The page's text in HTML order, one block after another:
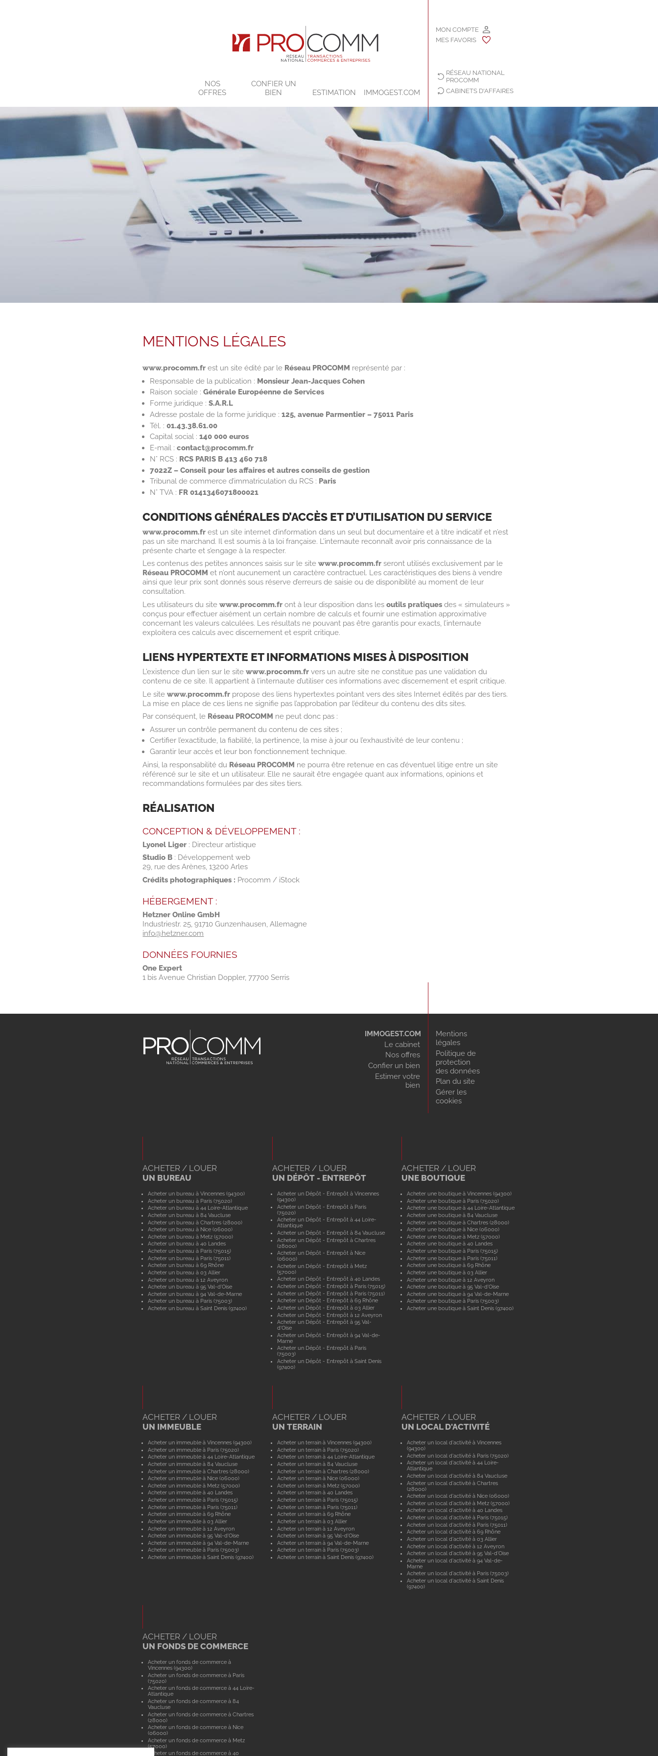
NOS
OFFRES
CONFIER UN
BIEN
ESTIMATION IMMOGEST.COM
MON COMPTE
MES FAVORIS
RÉSEAU NATIONAL
PROCOMM
CABINETS D'AFFAIRES
MENTIONS LÉGALES
www.procomm.frest un site édité par le Réseau PROCOMM représenté par :
Responsable de la publication : Monsieur Jean-Jacques Cohen
Raison sociale :Générale Européenne de Services
Forme juridique :S.A.R.L
Adresse postale de la forme juridique :125, avenue Parmentier – 75011 Paris
Tél. :01.43.38.61.00
Capital social :140 000 euros
E-mail :contact@procomm.fr
N° RCS : RCS PARIS B 413 460 718
7022Z – Conseil pour les affaires et autres conseils de gestion
Tribunal de commerce d’immatriculation du RCS : Paris
N° TVA : FR 0141346071800021
CONDITIONS GÉNÉRALES D’ACCÈS ET D’UTILISATION DU SERVICE
www.procomm.fr est un site internet d’information dans un seul but documentaire et à titre indicatif et n’est
pas un site marchand. Il est soumis à la loi française. L’internaute reconnaît avoir pris connaissance de la
présente charte et s’engage à la respecter.
Les contenus des petites annonces saisis sur le sitewww.procomm.fr seront utilisés exclusivement par le
Réseau PROCOMM et n’ont aucunement un caractère contractuel. Les caractéristiques des biens à vendre
ainsi que leur prix sont donnés sous réserve d’erreurs de saisie ou de disponibilité au moment de leur
consultation.
Les utilisateurs du sitewww.procomm.fr ont à leur disposition dans lesoutils pratiques des « simulateurs »
conçus pour effectuer aisément un certain nombre de calculs et fournir une estimation approximative
concernant les valeurs calculées. Les résultats ne pouvant pas être garantis pour exacts, l’internaute
exploitera ces calculs avec discernement et esprit critique.
LIENS HYPERTEXTE ET INFORMATIONS MISES À DISPOSITION
L’existence d’un lien sur le sitewww.procomm.fr vers un autre site ne constitue pas une validation du
contenu de ce site. Il appartient à l’internaute d’utiliser ces informations avec discernement et esprit critique.
Le sitewww.procomm.fr propose des liens hypertextes pointant vers des sites Internet édités par des tiers.
La mise en place de ces liens ne signifie pas l’approbation par l’éditeur du contenu des dits sites.
Par conséquent, le Réseau PROCOMM ne peut donc pas :
Assurer un contrôle permanent du contenu de ces sites ;
Certifier l’exactitude, la fiabilité, la pertinence, la mise à jour ou l’exhaustivité de leur contenu ;
Garantir leur accès et leur bon fonctionnement technique.
Ainsi, la responsabilité du Réseau PROCOMM ne pourra être retenue en cas d’éventuel litige entre un site
référencé sur le site et un utilisateur. Elle ne saurait être engagée quant aux informations, opinions et
recommandations formulées par des sites tiers.
RÉALISATION
CONCEPTION & DÉVELOPPEMENT :
Lyonel Liger : Directeur artistique
Studio B : Développement web
29, rue des Arènes, 13200 Arles
Crédits photographiques : Procomm / iStock
HÉBERGEMENT :
Hetzner Online GmbH
Industriestr. 25, 91710 Gunzenhausen, Allemagne
info@hetzner.com
DONNÉES FOURNIES
One Expert
1 bis Avenue Christian Doppler, 77700 Serris
IMMOGEST.COM
Le cabinet
Nos offres
Confier un bien
Estimer votre
bien
Mentions
légales
Politique de
protection
des données
Plan du site
Gérer les
cookies
ACHETER / LOUER
UN BUREAU
Acheter un bureau à Vincennes (94300)
Acheter un bureau à Paris (75020)
Acheter un bureau à 44 Loire-Atlantique
Acheter un bureau à 84 Vaucluse
Acheter un bureau à Chartres (28000)
Acheter un bureau à Nice (06000)
Acheter un bureau à Metz (57000)
Acheter un bureau à 40 Landes
Acheter un bureau à Paris (75015)
Acheter un bureau à Paris (75011)
Acheter un bureau à 69 Rhône
Acheter un bureau à 03 Allier
Acheter un bureau à 12 Aveyron
Acheter un bureau à 95 Val-d'Oise
Acheter un bureau à 94 Val-de-Marne
Acheter un bureau à Paris (75003)
Acheter un bureau à Saint Denis (97400)
ACHETER / LOUER
UN DÉPÔT - ENTREPÔT
Acheter un Dépôt - Entrepôt à Vincennes
(94300)
Acheter un Dépôt - Entrepôt à Paris
(75020)
Acheter un Dépôt - Entrepôt à 44 Loire-
Atlantique
Acheter un Dépôt - Entrepôt à 84 Vaucluse
Acheter un Dépôt - Entrepôt à Chartres
(28000)
Acheter un Dépôt - Entrepôt à Nice
(06000)
Acheter un Dépôt - Entrepôt à Metz
(57000)
Acheter un Dépôt - Entrepôt à 40 Landes
Acheter un Dépôt - Entrepôt à Paris (75015)
Acheter un Dépôt - Entrepôt à Paris (75011)
Acheter un Dépôt - Entrepôt à 69 Rhône
Acheter un Dépôt - Entrepôt à 03 Allier
Acheter un Dépôt - Entrepôt à 12 Aveyron
Acheter un Dépôt - Entrepôt à 95 Val-
d'Oise
Acheter un Dépôt - Entrepôt à 94 Val-de-
Marne
Acheter un Dépôt - Entrepôt à Paris
(75003)
Acheter un Dépôt - Entrepôt à Saint Denis
(97400)
ACHETER / LOUER
UNE BOUTIQUE
Acheter une boutique à Vincennes (94300)
Acheter une boutique à Paris (75020)
Acheter une boutique à 44 Loire-Atlantique
Acheter une boutique à 84 Vaucluse
Acheter une boutique à Chartres (28000)
Acheter une boutique à Nice (06000)
Acheter une boutique à Metz (57000)
Acheter une boutique à 40 Landes
Acheter une boutique à Paris (75015)
Acheter une boutique à Paris (75011)
Acheter une boutique à 69 Rhône
Acheter une boutique à 03 Allier
Acheter une boutique à 12 Aveyron
Acheter une boutique à 95 Val-d'Oise
Acheter une boutique à 94 Val-de-Marne
Acheter une boutique à Paris (75003)
Acheter une boutique à Saint Denis (97400)
ACHETER / LOUER
UN IMMEUBLE
Acheter un immeuble à Vincennes (94300)
Acheter un immeuble à Paris (75020)
Acheter un immeuble à 44 Loire-Atlantique
Acheter un immeuble à 84 Vaucluse
Acheter un immeuble à Chartres (28000)
Acheter un immeuble à Nice (06000)
Acheter un immeuble à Metz (57000)
Acheter un immeuble à 40 Landes
Acheter un immeuble à Paris (75015)
Acheter un immeuble à Paris (75011)
Acheter un immeuble à 69 Rhône
Acheter un immeuble à 03 Allier
Acheter un immeuble à 12 Aveyron
Acheter un immeuble à 95 Val-d'Oise
Acheter un immeuble à 94 Val-de-Marne
Acheter un immeuble à Paris (75003)
Acheter un immeuble à Saint Denis (97400)
ACHETER / LOUER
UN TERRAIN
Acheter un terrain à Vincennes (94300)
Acheter un terrain à Paris (75020)
Acheter un terrain à 44 Loire-Atlantique
Acheter un terrain à 84 Vaucluse
Acheter un terrain à Chartres (28000)
Acheter un terrain à Nice (06000)
Acheter un terrain à Metz (57000)
Acheter un terrain à 40 Landes
Acheter un terrain à Paris (75015)
Acheter un terrain à Paris (75011)
Acheter un terrain à 69 Rhône
Acheter un terrain à 03 Allier
Acheter un terrain à 12 Aveyron
Acheter un terrain à 95 Val-d'Oise
Acheter un terrain à 94 Val-de-Marne
Acheter un terrain à Paris (75003)
Acheter un terrain à Saint Denis (97400)
ACHETER / LOUER
UN LOCAL D'ACTIVITÉ
Acheter un local d'activité à Vincennes
(94300)
Acheter un local d'activité à Paris (75020)
Acheter un local d'activité à 44 Loire-
Atlantique
Acheter un local d'activité à 84 Vaucluse
Acheter un local d'activité à Chartres
(28000)
Acheter un local d'activité à Nice (06000)
Acheter un local d'activité à Metz (57000)
Acheter un local d'activité à 40 Landes
Acheter un local d'activité à Paris (75015)
Acheter un local d'activité à Paris (75011)
Acheter un local d'activité à 69 Rhône
Acheter un local d'activité à 03 Allier
Acheter un local d'activité à 12 Aveyron
Acheter un local d'activité à 95 Val-d'Oise
Acheter un local d'activité à 94 Val-de-
Marne
Acheter un local d'activité à Paris (75003)
Acheter un local d'activité à Saint Denis
(97400)
ACHETER / LOUER
UN FONDS DE COMMERCE
Acheter un fonds de commerce à
Vincennes (94300)
Acheter un fonds de commerce à Paris
(75020)
Acheter un fonds de commerce à 44 Loire-
Atlantique
Acheter un fonds de commerce à 84
Vaucluse
Acheter un fonds de commerce à Chartres
(28000)
Acheter un fonds de commerce à Nice
(06000)
Acheter un fonds de commerce à Metz
(57000)
Acheter un fonds de commerce à 40